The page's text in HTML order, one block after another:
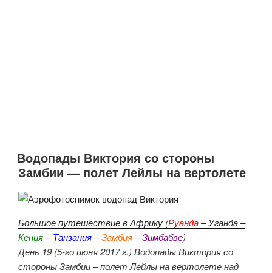
Водопады Виктория со стороны
Замбии — полет Лейлы на вертолете
Большое путешествие в Африку (Руанда– Уганда –
Кения–Танзания–Замбия–Зимбабве)
День 19 (5-го июня 2017 г.) Водопады Виктория со
стороны Замбии – полет Лейлы на вертолете над